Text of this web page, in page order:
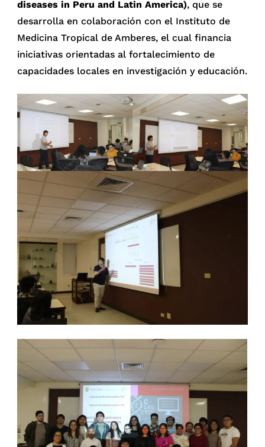
diseases in Peru and Latin America), que se
desarrolla en colaboración con el Instituto de
Medicina Tropical de Amberes, el cual financia
iniciativas orientadas al fortalecimiento de
capacidades locales en investigación y educación.